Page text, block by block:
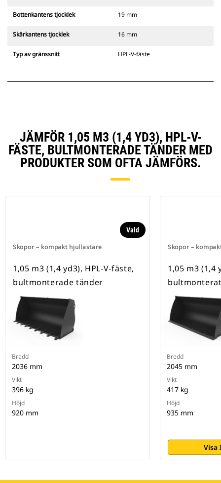
Bottenkantens tjocklek 19 mm
Skärkantens tjocklek 16 mm
Typ av gränssnitt HPL-V-fäste
JÄMFÖR 1,05 M3 (1,4 YD3), HPL-V-
FÄSTE, BULTMONTERADE TÄNDER MED
PRODUKTER SOM OFTA JÄMFÖRS.
Skopor – kompakt hjullastare
Vald
1,05 m3 (1,4 yd3), HPL-V-fäste,
bultmonterade tänder
Bredd
2036 mm
Vikt
396 kg
Höjd
920 mm
Skopor –
1,05 m3 (1,4
Bredd
2045 mm
Vikt
417 kg
Höjd
935 mm
Visa